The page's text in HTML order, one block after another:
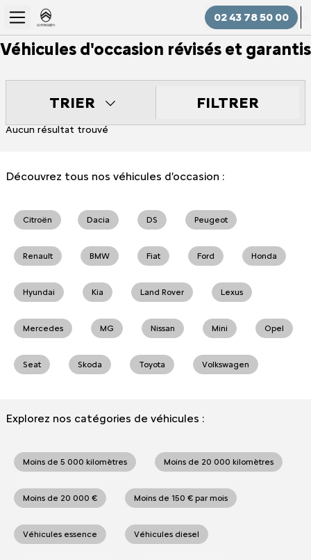
02 43 78 50 00
Véhicules d'occasion révisés et garantis
TRIER FILTRER
Aucun résultat trouvé
Découvrez tous nos véhicules d'occasion :
Citroën Dacia DS Peugeot
Renault BMW Fiat Ford Honda
Hyundai Kia Land Rover Lexus
Mercedes MG Nissan Mini Opel
Seat Skoda Toyota Volkswagen
Explorez nos catégories de véhicules :
Moins de 5 000 kilomètres Moins de 20 000 kilomètres
Moins de 20 000 € Moins de 150 € par mois
Véhicules essence Véhicules diesel